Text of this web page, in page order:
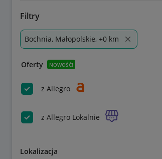
Filtry
Bochnia, Małopolskie, +0 km
Oferty NOWOŚĆ!
z Allegro
z Allegro Lokalnie
Lokalizacja